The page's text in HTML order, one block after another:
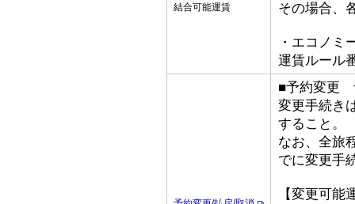
結合可能運賃
その場合、
・エコノミ
運賃ルール
■予約変更
変更手続き
すること。
なお、全旅
でに変更手
【変更可能